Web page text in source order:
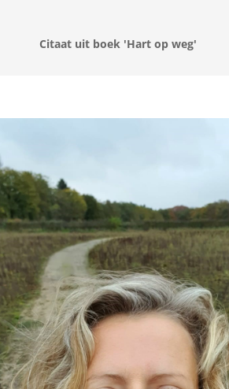
Citaat uit boek 'Hart op weg'